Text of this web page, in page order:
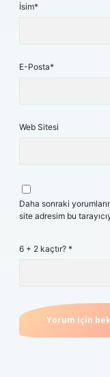
İsim*
E-Posta*
Web Sitesi
Daha sonraki
site adresim bu
6 + 2 kaçtır? *